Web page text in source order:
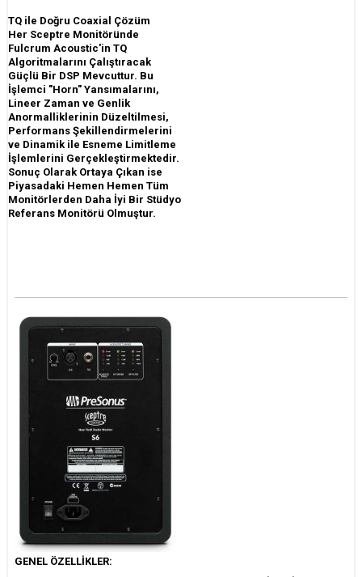
TQ ile Doğru Coaxial Çözüm
Her Sceptre Monitöründe
Fulcrum Acoustic'in TQ
Algoritmalarını Çalıştıracak
Güçlü Bir DSP Mevcuttur. Bu
İşlemci "Horn" Yansımalarını,
Lineer Zaman ve Genlik
Anormalliklerinin Düzeltilmesi,
Performans Şekillendirmelerini
ve Dinamik ile Esneme Limitleme
İşlemlerini Gerçekleştirmektedir.
Sonuç Olarak Ortaya Çıkan ise
Piyasadaki Hemen Hemen Tüm
Monitörlerden Daha İyi Bir Stüdyo
Referans Monitörü Olmuştur.
GENEL ÖZELLİKLER: